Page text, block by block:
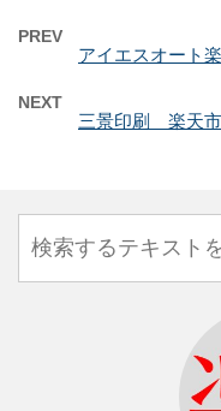
PREV
アイエスオート
NEXT
三景印刷 楽天市